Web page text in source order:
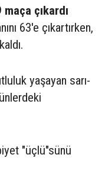
çıkardı
63'e çıkartırken,
yaşayan sarı-
"üçlü"sünü